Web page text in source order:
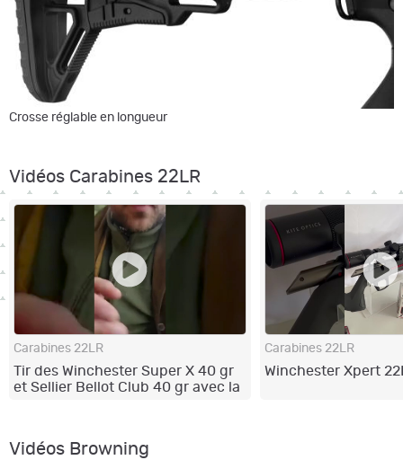
Crosse réglable en longueur
Vidéos Carabines 22LR
Carabines 22LR
Tir des Winchester Super X 40 gr
et Sellier Bellot Club 40 gr avec la
Carabines 22LR
Winchester Xpert
Vidéos Browning